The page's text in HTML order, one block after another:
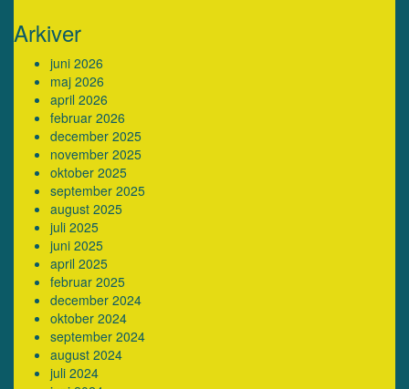
Arkiver
juni 2026
maj 2026
april 2026
februar 2026
december 2025
november 2025
oktober 2025
september 2025
august 2025
juli 2025
juni 2025
april 2025
februar 2025
december 2024
oktober 2024
september 2024
august 2024
juli 2024